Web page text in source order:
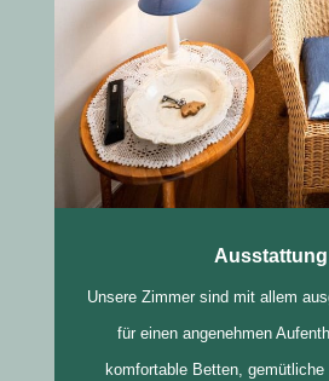
Ausstattung
Unsere Zimmer sind mit allem
für einen angenehmen
komfortable Betten,